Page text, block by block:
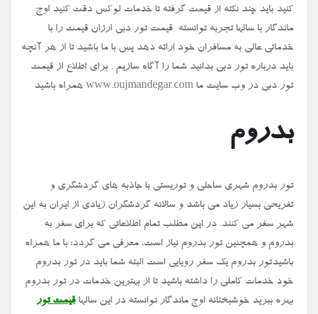
کنید باید چند نکته از قیمت گرفته تا خدمات لوکس دقت کنید اوج
ماندگار با سالها تجربه توانسته قیمت تور دبی ارزان قیمت را با
خدماتی عالی به مسافران خود ارائه دهد پس با ما باشید تا از هر آنچه
باید درباره تور دبی بدانید شما را آگاه سازیم . برای اطلاع از قیمت
تور دبی در وب سایت ما www.oujmandegar.com همراه باشید
بدروم
تور بدروم شهری ساحلی و توریستی با جاذبه های گردشگری و
تفریحی بسیار زیاد می باشد و سالانه گردشگران زیادی از ایران به این
شهر سفر می کنند. در این مطلب تمام اطلاعاتی که برای سفر به
بدروم و همچنین تور بدروم نیاز است، معرفی می گردد؛ با ما همراه
باشیدتور بدروم یک سفر رویایی است البته شما باید در تور بدروم
خود خدمات کاملی را داشته باشید تا از بهترین خدمات در تور بدروم
بهره ببرید خوشبختانه اوج ماندگار توانسته در این سالهاقیمت تور